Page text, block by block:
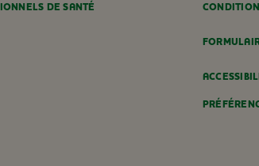
DE SANTÉ